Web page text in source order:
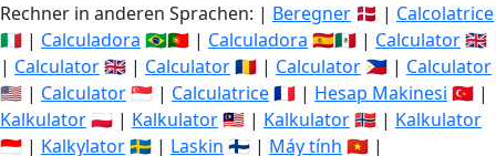
Rechner in anderen Sprachen: | Beregner 🇩🇰 | Calcolatrice
🇮🇹 | Calculadora 🇧🇷🇵🇹 | Calculadora 🇪🇸🇲🇽 | Calculator🇬🇧
| Calculator🇬🇧 | Calculator🇷🇴 | Calculator 🇵🇭 | Calculator
🇺🇸 | Calculator🇸🇬 | Calculatrice🇫🇷 | Hesap Makinesi 🇹🇷 |
Kalkulator🇵🇱 | Kalkulator🇲🇾 | Kalkulator🇳🇴 | Kalkulator
🇮🇩 | Kalkylator🇸🇪 | Laskin 🇫🇮 | Máy tính 🇻🇳 |